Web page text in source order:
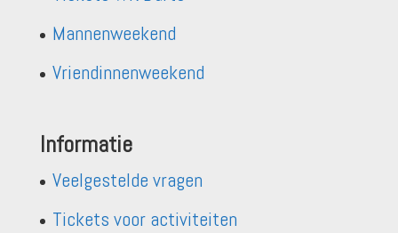
Mannenweekend
Vriendinnenweekend
Informatie
Veelgestelde vragen
Tickets voor activiteiten